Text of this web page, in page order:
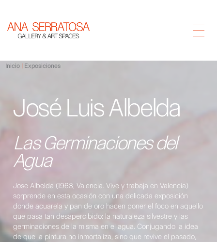
Inicio Exposiciones
José Luis Albelda
Las Germinaciones del
Agua
Jose Albelda (1963, Valencia. Vive y trabaja en Valencia)
sorprende en esta ocasión con una delicada exposición
donde acuarela y pan de oro hacen poner el foco en aquello
que pasa tan desapercibido: la naturaleza silvestre y las
germinaciones de la misma en el agua. Conjugando la idea
de que la pintura no inmortaliza, sino que revive el pasado,